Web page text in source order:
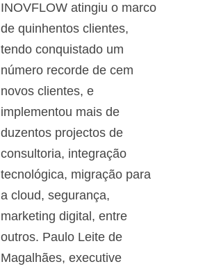
INOVFLOW atingiu o marco
de quinhentos clientes,
tendo conquistado um
número recorde de cem
novos clientes, e
implementou mais de
duzentos projectos de
consultoria, integração
tecnológica, migração para
a cloud, segurança,
marketing digital, entre
outros. Paulo Leite de
Magalhães, executive